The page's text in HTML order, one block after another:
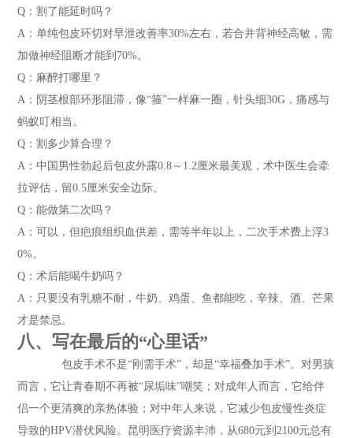
Q：割了能延时吗？
A：单纯包皮环切对早泄改善率30%左右，若合并背神经高敏，需
加做神经阻断才能到70%。
Q：麻醉打哪里？
A：阴茎根部环形阻滞，像“箍”一样麻一圈，针头细30G，痛感与
蚂蚁叮相当。
Q：割多少算合理？
A：中国男性勃起后包皮外露0.8～1.2厘米最美观，术中医生会牵
拉评估，留0.5厘米安全边际。
Q：能做第二次吗？
A：可以，但疤痕组织血供差，需等半年以上，二次手术费上浮3
0%。
Q：术后能喝牛奶吗？
A：只要没有乳糖不耐，牛奶、鸡蛋、鱼都能吃，辛辣、酒、芒果
才是禁忌。
八、写在最后的“心里话”
包皮手术不是“刚需手术”，却是“幸福叠加手术”。对男孩
而言，它让青春期不再被“尿垢味”嘲笑；对成年人而言，它给伴
侣一个更清爽的亲热体验；对中年人来说，它减少包皮慢性炎症
导致的HPV潜伏风险。昆明医疗资源丰沛，从680元到2100元总有